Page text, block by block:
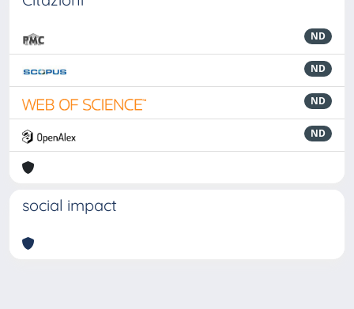
ND
ND
ND
ND
social impact